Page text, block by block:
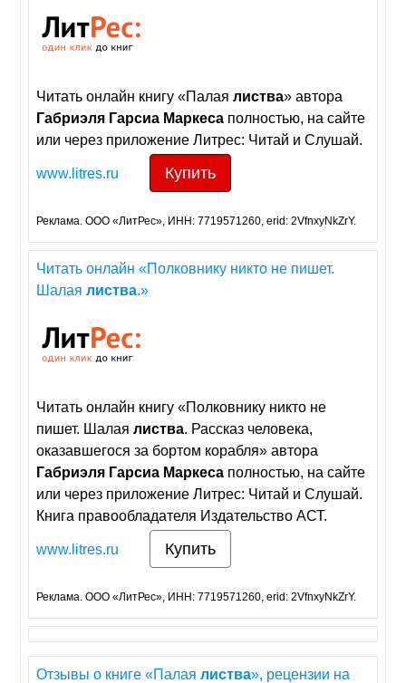
Читать онлайн книгу «Палаялиства» автора
Габриэля Гарсиа Маркеса полностью, на сайте
или через приложение Литрес: Читай и Слушай.
www.litres.ru Купить
Реклама. ООО «ЛитРес», ИНН: 7719571260, erid: 2VfnxyNkZrY.
Читать онлайн «Полковнику никто не пишет.
Шалаялиства.»
Читать онлайн книгу «Полковнику никто не
пишет. Шалаялиства. Рассказ человека,
оказавшегося за бортом корабля» автора
Габриэля Гарсиа Маркеса полностью, на сайте
или через приложение Литрес: Читай и Слушай.
Книга правообладателя Издательство АСТ.
www.litres.ru Купить
Реклама. ООО «ЛитРес», ИНН: 7719571260, erid: 2VfnxyNkZrY.
Отзывы о книге «Палаялиства», рецензии на